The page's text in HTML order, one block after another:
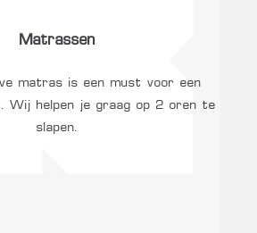
Matrassen
matras is een must voor een
Wij helpen je graag op 2 oren te
slapen.